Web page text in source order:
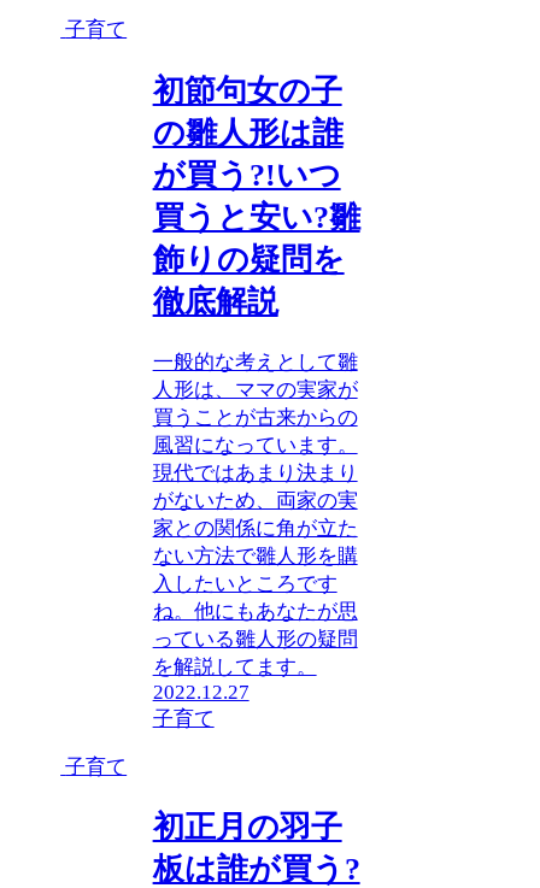
子育て
初節句女の子
の雛人形は誰
が買う?!いつ
買うと安い?雛
飾りの疑問を
徹底解説
一般的な考えとして雛
人形は、ママの実家が
買うことが古来からの
風習になっています。
現代ではあまり決まり
がないため、両家の実
家との関係に角が立た
ない方法で雛人形を購
入したいところです
ね。他にもあなたが思
っている雛人形の疑問
を解説してます。
2022.12.27
子育て
子育て
初正月の羽子
板は誰が買う?